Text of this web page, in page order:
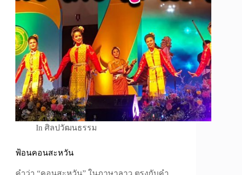
In ศิลปวัฒนธรรม
ฟ้อนคอนสะหวัน
คำว่า “คอนสะหวัน” ในภาษาลาว ตรงกับคำ